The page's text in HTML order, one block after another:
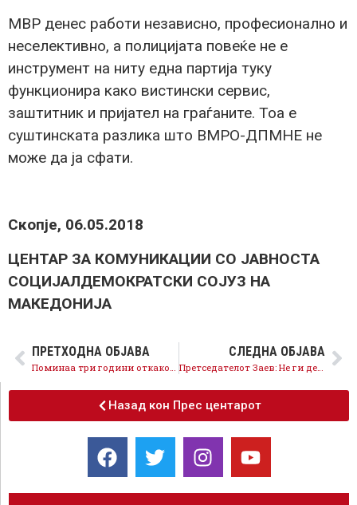
МВР денес работи независно, професионално и
неселективно, а полицијата повеќе не е
инструмент на ниту една партија туку
функционира како вистински сервис,
заштитник и пријател на граѓаните. Тоа е
суштинската разлика што ВМРО-ДПМНЕ не
може да ја сфати.
Скопје, 06.05.2018
ЦЕНТАР ЗА КОМУНИКАЦИИ СО ЈАВНОСТА
СОЦИЈАЛДЕМОКРАТСКИ СОЈУЗ НА
МАКЕДОНИЈА
ПРЕТХОДНА ОБЈАВА
Поминаа три години откако граѓаните целосно го разобличија МВРО-ВМРО, денес МВР е сервис на граѓаните
СЛЕДНА ОБЈАВА
Претседателот Заев: Не ги делам граѓаните, верувам во концептот на едно општество за сите
Назад кон Прес центарот